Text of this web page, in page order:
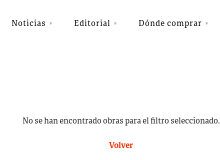
Noticias Editorial Dónde comprar
No se han encontrado obras para el filtro seleccionado.
Volver